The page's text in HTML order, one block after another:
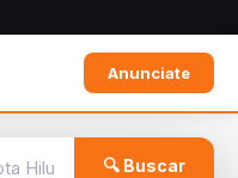
Anunciate
🔍 Buscar